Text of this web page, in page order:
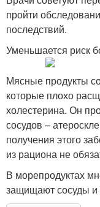
пройти
последствий.
Уменьшается риск
Мясные продукты
которые плохо
холестерина. Он
сосудов –
получения этого
из рациона не
В морепродуктах
защищают сосуды